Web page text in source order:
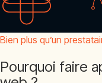
Bien plus qu’un
Pourquoi faire